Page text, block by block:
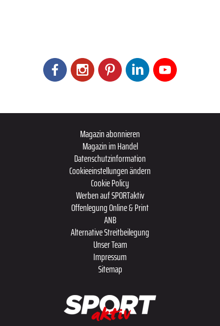
Magazin abonnieren
Magazin im Handel
Datenschutzinformation
Cookieeinstellungen ändern
Cookie Policy
Werben auf SPORTaktiv
Offenlegung Online & Print
ANB
Alternative Streitbeilegung
Unser Team
Impressum
Sitemap